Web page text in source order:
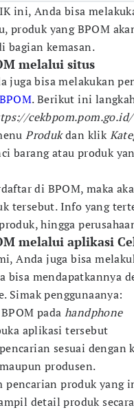
ini, Anda bisa
produk yang BPOM
bagian kemasan.
melalui situs
juga bisa melakukan
. Berikut ini
cekbpom.pom.go.id/
Produkdan klik
barang atau produk
di BPOM, maka
tersebut. Info yang
hingga
melalui aplikasi
Anda juga bisa
bisa mendapatkannya
Simak penggunaanya:
pada handphone
aplikasi tersebut
sesuai dengan
produsen.
pencarian produk yang
detail produk